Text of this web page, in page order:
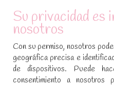
ATENCIÓN AL
Condiciones de compra
Aviso legal y política de
Política de cookies
Su privacidad es
nosotros
Con su permiso, nosotros
geográfica precisa e
de dispositivos. Puede
consentimiento a